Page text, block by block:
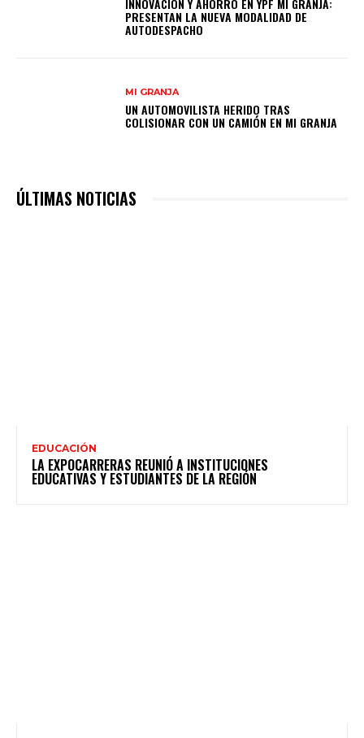
INNOVACIÓN Y AHORRO EN YPF MI GRANJA:
PRESENTAN LA NUEVA MODALIDAD DE
AUTODESPACHO
MI GRANJA
UN AUTOMOVILISTA HERIDO TRAS
COLISIONAR CON UN CAMIÓN EN MI GRANJA
ÚLTIMAS NOTICIAS
EDUCACIÓN
LA EXPOCARRERAS REUNIÓ A INSTITUCIONES
EDUCATIVAS Y ESTUDIANTES DE LA REGIÓN